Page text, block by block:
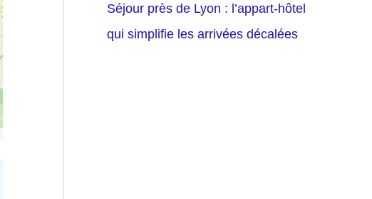
Séjour près de Lyon : l’appart-hôtel
qui simplifie les arrivées décalées